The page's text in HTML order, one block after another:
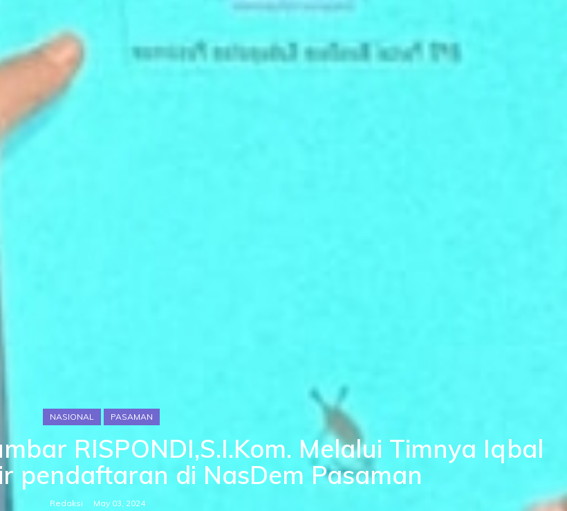
NASIONAL PASAMAN
RISPONDI,S.I.Kom. Melalui Timnya Iqbal
pendaftaran di NasDem Pasaman
Redaksi May 03, 2024